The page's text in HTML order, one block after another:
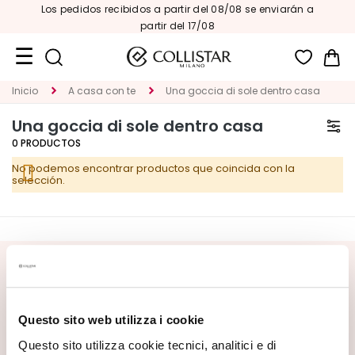
Questo sito web utilizza i cookie
Questo sito utilizza cookie tecnici, analitici e di
Los pedidos recibidos a partir del 08/08 se enviarán a
partir del 17/08
Mi
Formatos
viaje
Novedades
ROSTRO
T
E
O
R
Inicio A casa con te Una goccia di sole dentro casa
Una goccia di sole dentro casa
0 PRODUCTOS
No podemos encontrar productos que coincida con la
selección.
SUSCRÍBETE AL BOLETÍN
te esperan. Recibe también tu oferta de bienvenida: